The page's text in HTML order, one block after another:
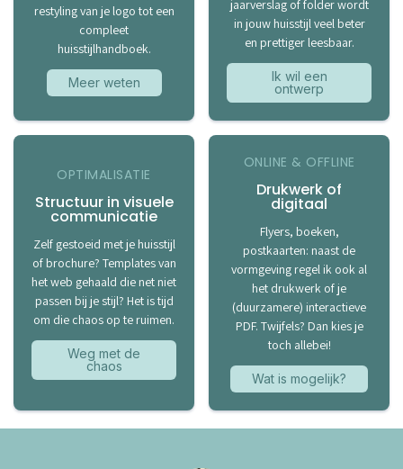
restyling van je logo tot een
compleet
huisstijlhandboek.
Meer weten
jaarverslag of folder wordt
in jouw huisstijl veel beter
en prettiger leesbaar.
Ik wil een
ontwerp
OPTIMALISATIE
Structuur in visuele
communicatie
Zelf gestoeid met je huisstijl
of brochure? Templates van
het web gehaald die net niet
passen bij je stijl? Het is tijd
om die chaos op te ruimen.
Weg met de
chaos
ONLINE & OFFLINE
Drukwerk of
digitaal
Flyers, boeken,
postkaarten: naast de
vormgeving regel ik ook al
het drukwerk of je
(duurzamere) interactieve
PDF. Twijfels? Dan kies je
toch allebei!
Wat is mogelijk?